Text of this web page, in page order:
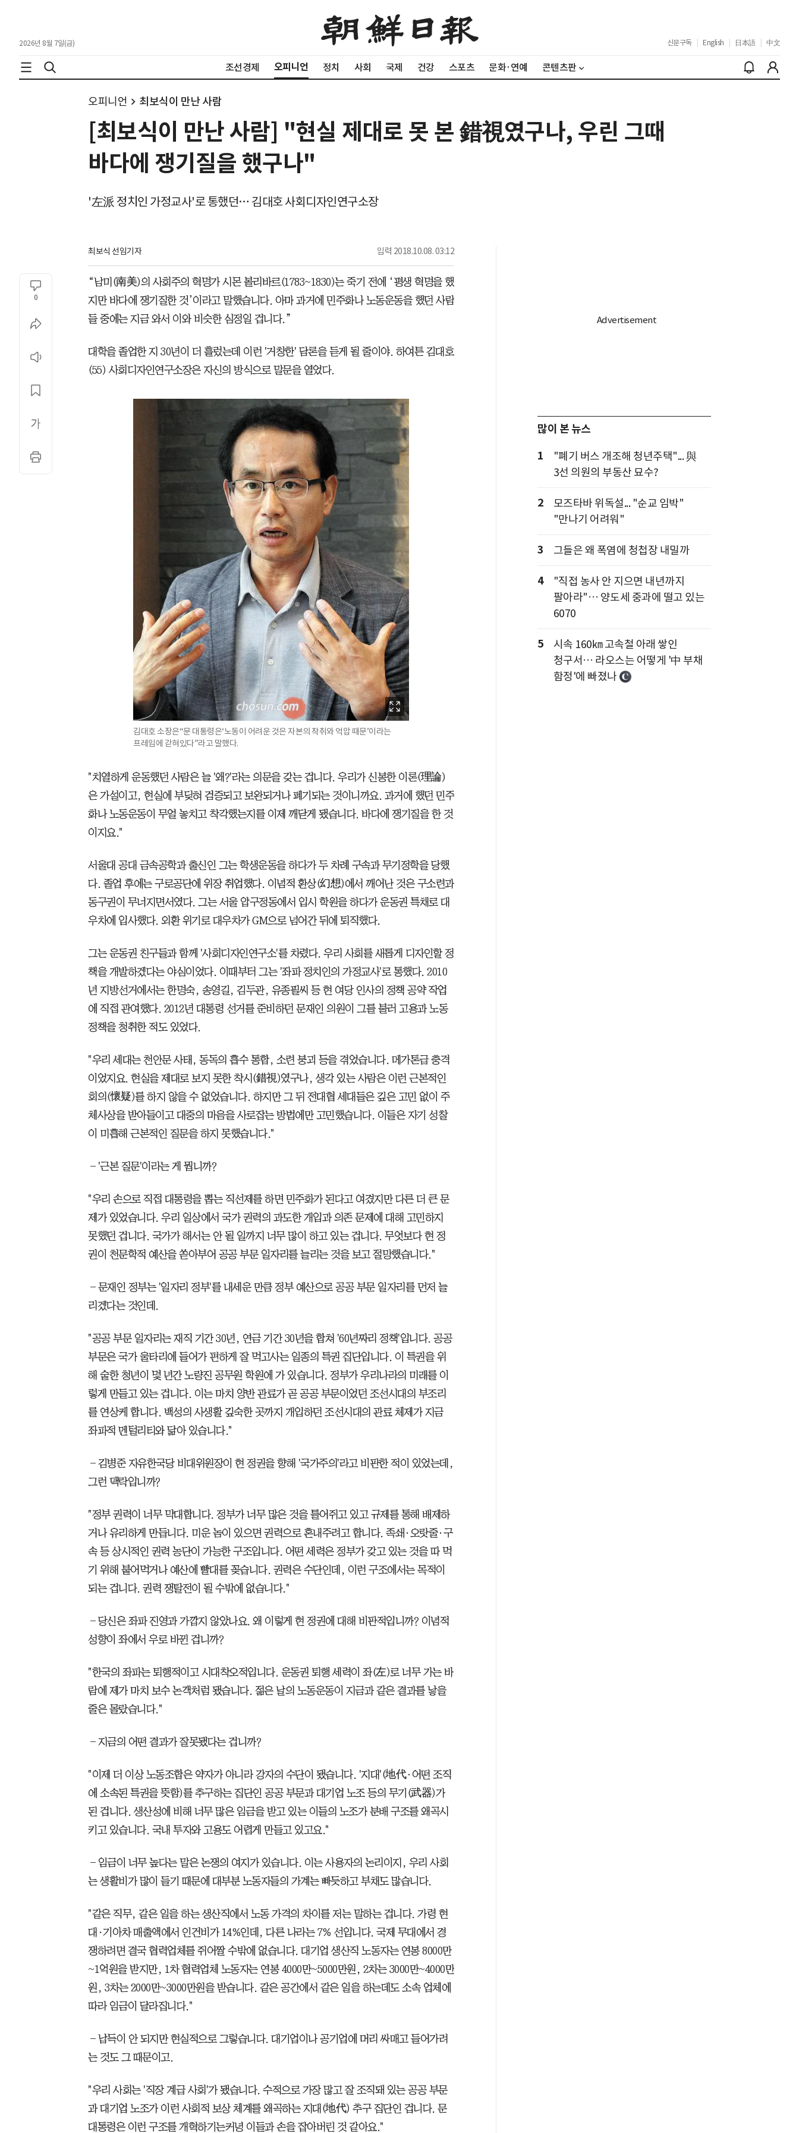
2026년 8월 7일(금) 신문구독 English 日本語 中文
조선경제 오피니언 정치 사회 국제 건강 스포츠 문화·연예 콘텐츠판
오피니언 최보식이 만난 사람
[최보식이 만난 사람] "현실 제대로 못 본 錯視였구나, 우린 그때
바다에 쟁기질을 했구나"
'左派 정치인 가정교사'로 통했던… 김대호 사회디자인연구소장
최보식 선임기자 입력 2018.10.08. 03:12
0
“남미(南美)의 사회주의 혁명가 시몬 볼리바르(1783~1830)는 죽기 전에 ‘평생 혁명을 했
지만 바다에 쟁기질한 것’이라고 말했습니다. 아마 과거에 민주화나 노동운동을 했던 사람
들 중에는 지금 와서 이와 비슷한 심정일 겁니다.”
대학을 졸업한 지 30년이 더 흘렀는데 이런 '거창한' 담론을 듣게 될 줄이야. 하여튼 김대호
(55) 사회디자인연구소장은 자신의 방식으로 말문을 열었다.
김대호 소장은“문 대통령은‘노동이 어려운 것은 자본의 착취와 억압 때문’이라는
프레임에 갇혀있다”라고 말했다.
"치열하게 운동했던 사람은 늘 '왜?'라는 의문을 갖는 겁니다. 우리가 신봉한 이론(理論)
은 가설이고, 현실에 부딪혀 검증되고 보완되거나 폐기되는 것이니까요. 과거에 했던 민주
화나 노동운동이 무얼 놓치고 착각했는지를 이제 깨닫게 됐습니다. 바다에 쟁기질을 한 것
이지요."
서울대 공대 금속공학과 출신인 그는 학생운동을 하다가 두 차례 구속과 무기정학을 당했
다. 졸업 후에는 구로공단에 위장 취업했다. 이념적 환상(幻想)에서 깨어난 것은 구소련과
동구권이 무너지면서였다. 그는 서울 압구정동에서 입시 학원을 하다가 운동권 특채로 대
우차에 입사했다. 외환 위기로 대우차가 GM으로 넘어간 뒤에 퇴직했다.
그는 운동권 친구들과 함께 '사회디자인연구소'를 차렸다. 우리 사회를 새롭게 디자인할 정
책을 개발하겠다는 야심이었다. 이때부터 그는 '좌파 정치인의 가정교사'로 통했다. 2010
년 지방선거에서는 한명숙, 송영길, 김두관, 유종필씨 등 현 여당 인사의 정책 공약 작업
에 직접 관여했다. 2012년 대통령 선거를 준비하던 문재인 의원이 그를 불러 고용과 노동
정책을 청취한 적도 있었다.
"우리 세대는 천안문 사태, 동독의 흡수 통합, 소련 붕괴 등을 겪었습니다. 메가톤급 충격
이었지요. 현실을 제대로 보지 못한 착시(錯視)였구나, 생각 있는 사람은 이런 근본적인
회의(懷疑)를 하지 않을 수 없었습니다. 하지만 그 뒤 전대협 세대들은 깊은 고민 없이 주
체사상을 받아들이고 대중의 마음을 사로잡는 방법에만 고민했습니다. 이들은 자기 성찰
이 미흡해 근본적인 질문을 하지 못했습니다."
―'근본 질문'이라는 게 뭡니까?
"우리 손으로 직접 대통령을 뽑는 직선제를 하면 민주화가 된다고 여겼지만 다른 더 큰 문
제가 있었습니다. 우리 일상에서 국가 권력의 과도한 개입과 의존 문제에 대해 고민하지
못했던 겁니다. 국가가 해서는 안 될 일까지 너무 많이 하고 있는 겁니다. 무엇보다 현 정
권이 천문학적 예산을 쏟아부어 공공 부문 일자리를 늘리는 것을 보고 절망했습니다."
―문재인 정부는 '일자리 정부'를 내세운 만큼 정부 예산으로 공공 부문 일자리를 먼저 늘
리겠다는 것인데.
"공공 부문 일자리는 재직 기간 30년, 연금 기간 30년을 합쳐 '60년짜리 정책'입니다. 공공
부문은 국가 울타리에 들어가 편하게 잘 먹고사는 일종의 특권 집단입니다. 이 특권을 위
해 숱한 청년이 몇 년간 노량진 공무원 학원에 가 있습니다. 정부가 우리나라의 미래를 이
렇게 만들고 있는 겁니다. 이는 마치 양반 관료가 곧 공공 부문이었던 조선시대의 부조리
를 연상케 합니다. 백성의 사생활 깊숙한 곳까지 개입하던 조선시대의 관료 체제가 지금
좌파적 멘털리티와 닮아 있습니다."
―김병준 자유한국당 비대위원장이 현 정권을 향해 '국가주의'라고 비판한 적이 있었는데,
그런 맥락입니까?
"정부 권력이 너무 막대합니다. 정부가 너무 많은 것을 틀어쥐고 있고 규제를 통해 배제하
거나 유리하게 만듭니다. 미운 놈이 있으면 권력으로 혼내주려고 합니다. 족쇄·오랏줄·구
속 등 상시적인 권력 농단이 가능한 구조입니다. 어떤 세력은 정부가 갖고 있는 것을 따 먹
기 위해 붙어먹거나 예산에 빨대를 꽂습니다. 권력은 수단인데, 이런 구조에서는 목적이
되는 겁니다. 권력 쟁탈전이 될 수밖에 없습니다."
―당신은 좌파 진영과 가깝지 않았나요. 왜 이렇게 현 정권에 대해 비판적입니까? 이념적
성향이 좌에서 우로 바뀐 겁니까?
"한국의 좌파는 퇴행적이고 시대착오적입니다. 운동권 퇴행 세력이 좌(左)로 너무 가는 바
람에 제가 마치 보수 논객처럼 됐습니다. 젊은 날의 노동운동이 지금과 같은 결과를 낳을
줄은 몰랐습니다."
―지금의 어떤 결과가 잘못됐다는 겁니까?
"이제 더 이상 노동조합은 약자가 아니라 강자의 수단이 됐습니다. '지대'(地代·어떤 조직
에 소속된 특권을 뜻함)를 추구하는 집단인 공공 부문과 대기업 노조 등의 무기(武器)가
된 겁니다. 생산성에 비해 너무 많은 임금을 받고 있는 이들의 노조가 분배 구조를 왜곡시
키고 있습니다. 국내 투자와 고용도 어렵게 만들고 있고요."
―임금이 너무 높다는 말은 논쟁의 여지가 있습니다. 이는 사용자의 논리이지, 우리 사회
는 생활비가 많이 들기 때문에 대부분 노동자들의 가계는 빠듯하고 부채도 많습니다.
"같은 직무, 같은 일을 하는 생산직에서 노동 가격의 차이를 저는 말하는 겁니다. 가령 현
대·기아차 매출액에서 인건비가 14%인데, 다른 나라는 7% 선입니다. 국제 무대에서 경
쟁하려면 결국 협력업체를 쥐어짤 수밖에 없습니다. 대기업 생산직 노동자는 연봉 8000만
~1억원을 받지만, 1차 협력업체 노동자는 연봉 4000만~5000만원, 2차는 3000만~4000만
원, 3차는 2000만~3000만원을 받습니다. 같은 공간에서 같은 일을 하는데도 소속 업체에
따라 임금이 달라집니다."
―납득이 안 되지만 현실적으로 그렇습니다. 대기업이나 공기업에 머리 싸매고 들어가려
는 것도 그 때문이고.
"우리 사회는 '직장 계급 사회'가 됐습니다. 수적으로 가장 많고 잘 조직돼 있는 공공 부문
과 대기업 노조가 이런 사회적 보상 체계를 왜곡하는 지대(地代) 추구 집단인 겁니다. 문
대통령은 이런 구조를 개혁하기는커녕 이들과 손을 잡아버린 것 같아요."
많이 본 뉴스
1
"폐기 버스 개조해 청년주택"... 與
3선 의원의 부동산 묘수?
2
모즈타바 위독설... "순교 임박"
"만나기 어려워"
3 그들은 왜 폭염에 청첩장 내밀까
4
"직접 농사 안 지으면 내년까지
팔아라"… 양도세 중과에 떨고 있는
6070
5
시속 160㎞ 고속철 아래 쌓인
청구서… 라오스는 어떻게 '中 부채
함정'에 빠졌나